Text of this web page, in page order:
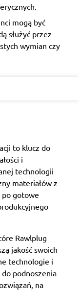
mogą być
służyć przez
wymian czy
to klucz do
i
technologii
materiałów z
po gotowe
Rawlplug
jakość swoich
technologie i
podnoszenia
na